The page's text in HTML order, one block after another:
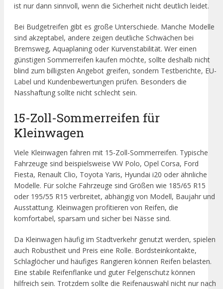
ist nur dann sinnvoll, wenn die Sicherheit nicht deutlich leidet.
Bei Budgetreifen gibt es große Unterschiede. Manche Modelle
sind akzeptabel, andere zeigen deutliche Schwächen bei
Bremsweg, Aquaplaning oder Kurvenstabilität. Wer einen
günstigen Sommerreifen kaufen möchte, sollte deshalb nicht
blind zum billigsten Angebot greifen, sondern Testberichte, EU-
Label und Kundenbewertungen prüfen. Besonders die
Nasshaftung sollte nicht schlecht sein.
15-Zoll-Sommerreifen für
Kleinwagen
Viele Kleinwagen fahren mit 15-Zoll-Sommerreifen. Typische
Fahrzeuge sind beispielsweise VW Polo, Opel Corsa, Ford
Fiesta, Renault Clio, Toyota Yaris, Hyundai i20 oder ähnliche
Modelle. Für solche Fahrzeuge sind Größen wie 185/65 R15
oder 195/55 R15 verbreitet, abhängig von Modell, Baujahr und
Ausstattung. Kleinwagen profitieren von Reifen, die
komfortabel, sparsam und sicher bei Nässe sind.
Da Kleinwagen häufig im Stadtverkehr genutzt werden, spielen
auch Robustheit und Preis eine Rolle. Bordsteinkontakte,
Schlaglöcher und häufiges Rangieren können Reifen belasten.
Eine stabile Reifenflanke und guter Felgenschutz können
hilfreich sein. Trotzdem sollte die Reifenauswahl nicht nur nach